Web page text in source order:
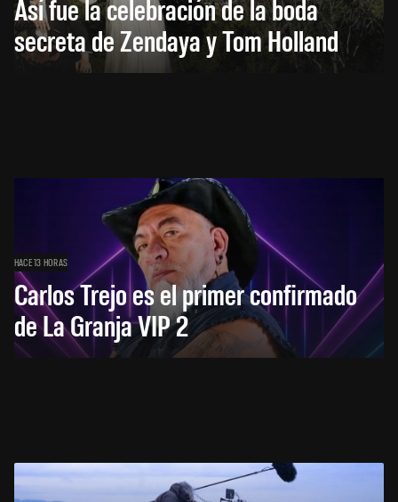
Así fue la celebración de la boda
secreta de Zendaya y Tom Holland
HACE 13 HORAS
Carlos Trejo es el primer confirmado
de La Granja VIP 2